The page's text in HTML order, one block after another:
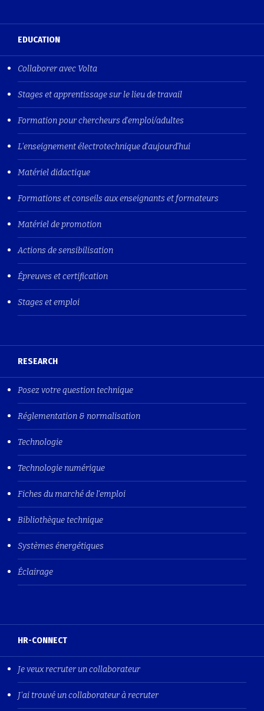
EDUCATION
Collaborer avec Volta
Stages et apprentissage sur le lieu de travail
Formation pour chercheurs d'emploi/adultes
L'enseignement électrotechnique d'aujourd'hui
Matériel didactique
Formations et conseils aux enseignants et formateurs
Matériel de promotion
Actions de sensibilisation
Épreuves et certification
Stages et emploi
RESEARCH
Posez votre question technique
Réglementation & normalisation
Technologie
Technologie numérique
Fiches du marché de l'emploi
Bibliothèque technique
Systèmes énergétiques
Éclairage
HR-CONNECT
Je veux recruter un collaborateur
J'ai trouvé un collaborateur à recruter